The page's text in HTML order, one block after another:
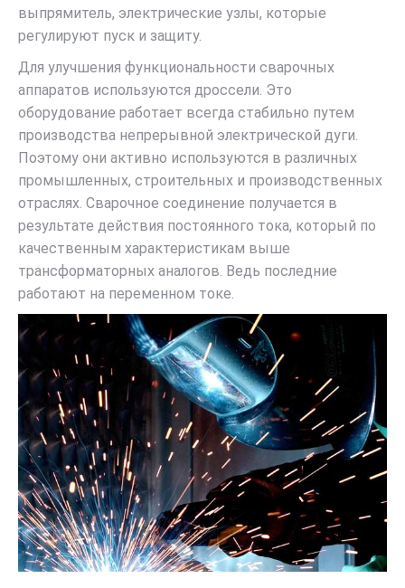
выпрямитель, электрические узлы, которые
регулируют пуск и защиту.
Для улучшения функциональности сварочных
аппаратов используются дроссели. Это
оборудование работает всегда стабильно путем
производства непрерывной электрической дуги.
Поэтому они активно используются в различных
промышленных, строительных и производственных
отраслях. Сварочное соединение получается в
результате действия постоянного тока, который по
качественным характеристикам выше
трансформаторных аналогов. Ведь последние
работают на переменном токе.